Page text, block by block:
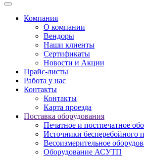
Компания
О компании
Вендоры
Наши клиенты
Сертификаты
Новости и Акции
Прайс-листы
Работа у нас
Контакты
Контакты
Карта проезда
Поставка оборудования
Печатное и постпечатное
Источники бесперебойного
Весоизмерительное
Оборудование АСУТП